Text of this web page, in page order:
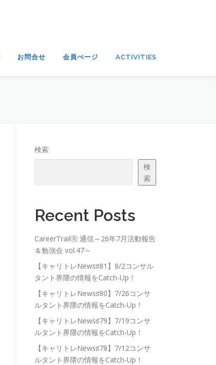
お問合せ 会員ぺージ ACTIVITIES
検索
検
索
Recent Posts
CareerTrailⓇ 通信～26年7月活動報告
＆勉強会 vol.47～
【キャリトレNews♯81】8/2コンサル
タント界隈の情報をCatch-Up！
【キャリトレNews♯80】7/26コンサ
ルタント界隈の情報をCatch-Up！
【キャリトレNews♯79】7/19コンサ
ルタント界隈の情報をCatch-Up！
【キャリトレNews♯78】7/12コンサ
ルタント界隈の情報をCatch-Up！